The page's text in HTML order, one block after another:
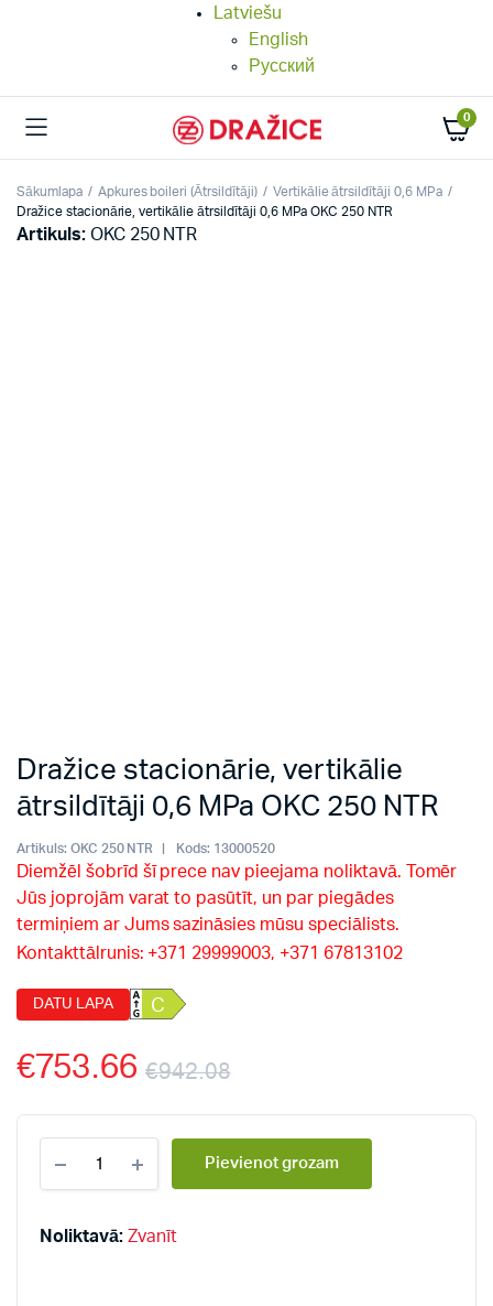
Latviešu
English
Русский
0
Sākumlapa Apkures boileri (Ātrsildītāji)
Vertikālie ātrsildītāji 0,6 MPa
Dražice stacionārie, vertikālie ātrsildītāji 0,6 MPa OKC 250 NTR
Artikuls:OKC 250 NTR
Dražice stacionārie, vertikālie
ātrsildītāji 0,6 MPa OKC 250 NTR
Artikuls: OKC 250 NTR Kods: 13000520
Diemžēl šobrīd šī prece nav pieejama noliktavā. Tomēr
Jūs joprojām varat to pasūtīt, un par piegādes
termiņiem ar Jums sazināsies mūsu speciālists.
Kontakttālrunis: +371 29999003, +371 67813102
DATU LAPA C
€942.08
€753.66
stacionārie,
vertikālie
0,6
Pievienot grozam
Noliktavā: Zvanīt